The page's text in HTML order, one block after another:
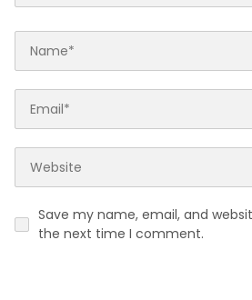
Save my name, email, and
the next time I comment.